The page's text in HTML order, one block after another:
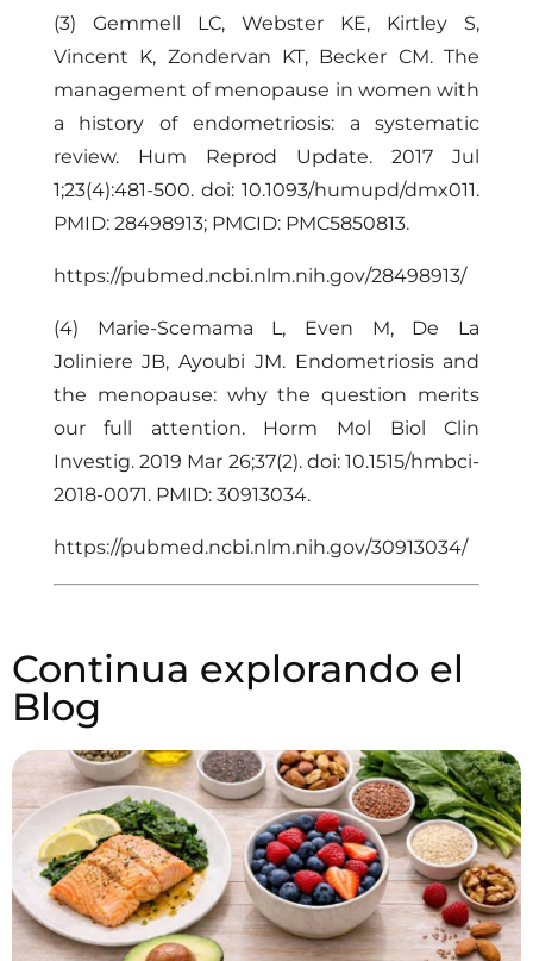
(3) Gemmell LC, Webster KE, Kirtley S,
Vincent K, Zondervan KT, Becker CM. The
management of menopause in women with
a history of endometriosis: a systematic
review. Hum Reprod Update. 2017 Jul
1;23(4):481-500. doi: 10.1093/humupd/dmx011.
PMID: 28498913; PMCID: PMC5850813.
https://pubmed.ncbi.nlm.nih.gov/28498913/
(4) Marie-Scemama L, Even M, De La
Joliniere JB, Ayoubi JM. Endometriosis and
the menopause: why the question merits
our full attention. Horm Mol Biol Clin
Investig. 2019 Mar 26;37(2). doi: 10.1515/hmbci-
2018-0071. PMID: 30913034.
https://pubmed.ncbi.nlm.nih.gov/30913034/
Continua explorando el
Blog